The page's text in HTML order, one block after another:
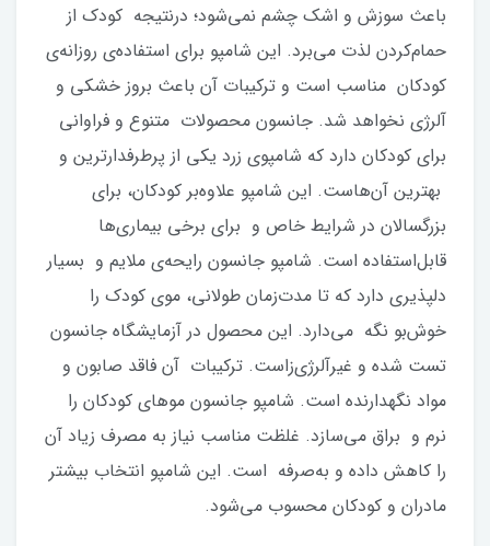
باعث سوزش و اشک چشم نمی‌شود؛ درنتیجه کودک از
حمام‌کردن لذت می‌برد. این شامپو برای استفاده‌ی روزانه‌ی
کودکان مناسب است و ترکیبات آن باعث بروز خشکی و
آلرژی نخواهد شد. جانسون محصولات متنوع و فراوانی
برای کودکان دارد که شامپوی زرد یکی از پرطرفدارترین و
بهترین آن‌هاست. این شامپو علاوه‌بر کودکان، برای
بزرگسالان در شرایط خاص و برای برخی بیماری‌ها
قابل‌استفاده است. شامپو جانسون رایحه‌ی ملایم و بسیار
دلپذیری دارد که تا مدت‌زمان طولانی، موی کودک را
خوش‌بو نگه می‌دارد. این محصول در آزمایشگاه جانسون
تست شده و غیرآلرژی‌زاست. ترکیبات آن فاقد صابون و
مواد نگهدارنده است. شامپو جانسون موهای کودکان را
نرم و براق می‌سازد. غلظت مناسب نیاز به مصرف زیاد آن
را کاهش داده و ‌به‌صرفه است. این شامپو انتخاب بیشتر
مادران و کودکان محسوب می‌شود.